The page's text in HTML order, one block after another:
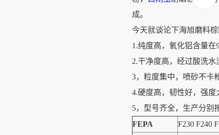
成。
今天就谈论下海旭磨料
1.纯度高，氧化铝含量在
2.干净度高，经过酸洗
3，粒度集中，喷砂不卡
4.硬度高，韧性好，强
5，型号齐全，生产分别
FEPA
F230 F240